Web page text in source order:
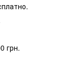
грн.